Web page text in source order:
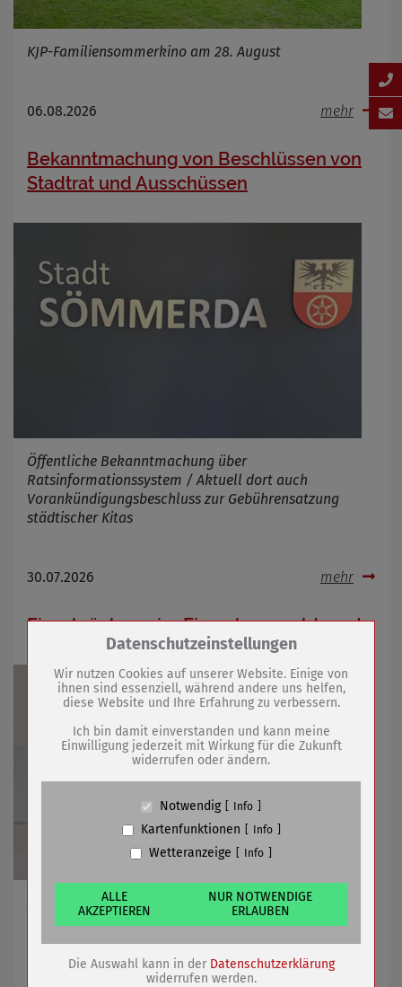
KJP-Familiensommerkino am 28. August
06.08.2026 mehr
Bekanntmachung von Beschlüssen von
Stadtrat und Ausschüssen
Öffentliche Bekanntmachung über
Ratsinformationssystem / Aktuell dort auch
Vorankündigungsbeschluss zur Gebührensatzung
städtischer Kitas
30.07.2026 mehr
Einschränkung im Einwohnermeldeamt
Am 04.08.2026 für einen Tag gültig
28.07.2026 mehr
Zum Betrieb der Seite notwendige Cookies /
Name
PHP Session Cookie
Anbieter
Eigentümer dieser Website (Wenko-
Wenselaar GmbH & Co. KG)
Absicherung Kontaktformular / SPAM
Cookiespeicherung Entscheidungscookie
Anbieter
Eigentümer dieser Website (Wenko-
Wenselaar GmbH & Co. KG)
Zweck
Speichert die Einstellungen der Besucher
bezüglich der Speicherung von Cookies.
Cookie Name
dywc
Cookie Laufzeit
1 Jahr
Datenschutzeinstellungen
Wir nutzen Cookies auf unserer Website. Einige von
ihnen sind essenziell, während andere uns helfen,
diese Website und Ihre Erfahrung zu verbessern.
Ich bin damit einverstanden und kann meine
Einwilligung jederzeit mit Wirkung für die Zukunft
widerrufen oder ändern.
Notwendig Info
Kartenfunktionen Info
Wetteranzeige Info
ALLE
AKZEPTIEREN
NUR NOTWENDIGE
ERLAUBEN
Die Auswahl kann in der Datenschutzerklärung
widerrufen werden.